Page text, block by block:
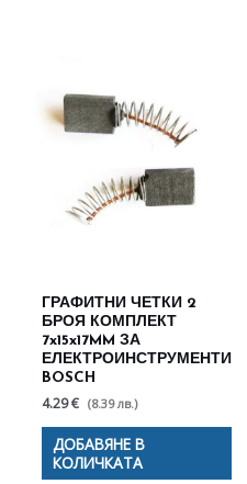
ГРАФИТНИ ЧЕТКИ 2
БРОЯ КОМПЛЕКТ
7x15x17MM ЗА
ЕЛЕКТРОИНСТРУМЕНТИ
BOSCH
4.29 € (8.39 лв.)
ДОБАВЯНЕ В
КОЛИЧКАТА